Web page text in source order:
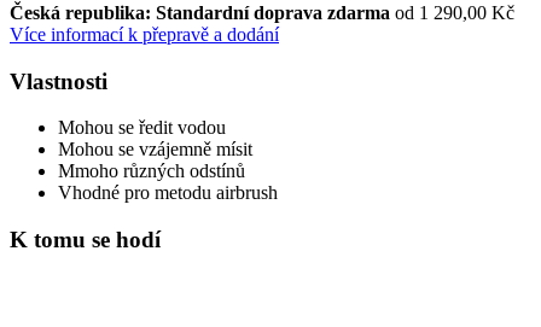
Česká republika: Standardní doprava zdarma od 1 290,00 Kč
Více informací k přepravě a dodání
Vlastnosti
Mohou se ředit vodou
Mohou se vzájemně mísit
Mmoho různých odstínů
Vhodné pro metodu airbrush
K tomu se hodí